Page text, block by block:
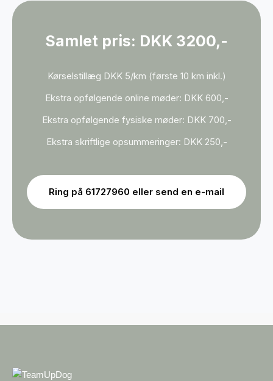
Samlet pris: DKK 3200,-
Kørselstillæg DKK 5/km (første 10 km inkl.)
Ekstra opfølgende online møder: DKK 600,-
Ekstra opfølgende fysiske møder: DKK 700,-
Ekstra skriftlige opsummeringer: DKK 250,-
Ring på 61727960 eller send en e-mail